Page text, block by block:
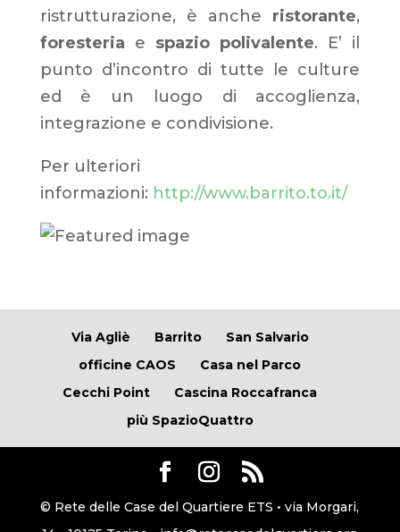
ristrutturazione, è anche ristorante,
foresteria e spazio polivalente. E’ il
punto d’incontro di tutte le culture
ed è un luogo di accoglienza,
integrazione e condivisione.
Per ulteriori
informazioni: http://www.barrito.to.it/
Via Agliè Barrito
San Salvario
officine CAOS
Casa nel Parco
Cecchi Point
Cascina Roccafranca
più SpazioQuattro
© Rete delle Case del Quartiere ETS • via Morgari,